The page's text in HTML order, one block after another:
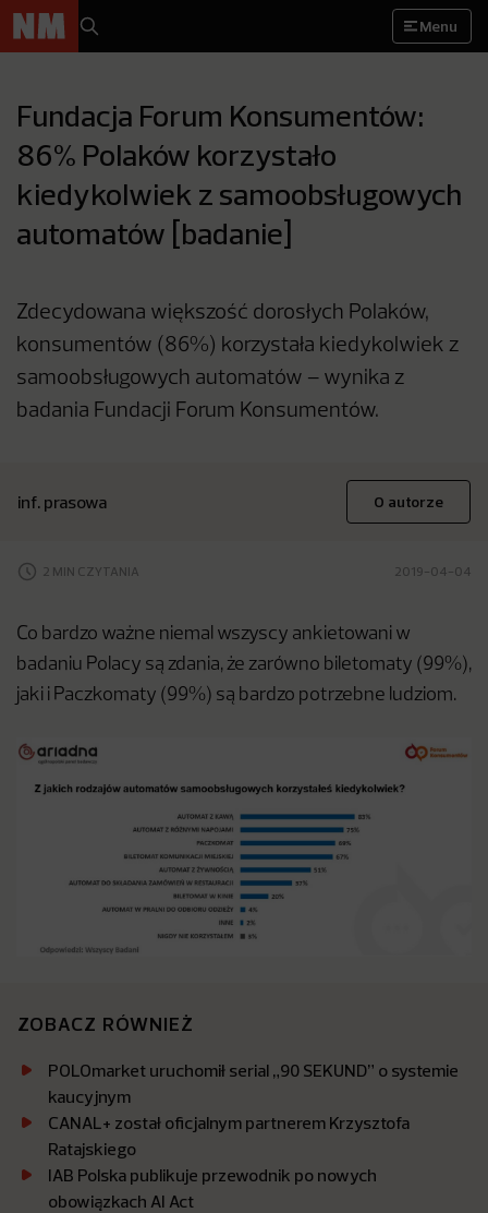
Menu
Fundacja Forum Konsumentów:
86% Polaków korzystało
kiedykolwiek z samoobsługowych
automatów [badanie]
Zdecydowana większość dorosłych Polaków,
konsumentów (86%) korzystała kiedykolwiek z
samoobsługowych automatów – wynika z
badania Fundacji Forum Konsumentów.
inf. prasowa O autorze
2 MIN CZYTANIA 2019-04-04
Co bardzo ważne niemal wszyscy ankietowani w
badaniu Polacy są zdania, że zarówno biletomaty (99%),
jaki i Paczkomaty (99%) są bardzo potrzebne ludziom.
ZOBACZ RÓWNIEŻ
POLOmarket uruchomił serial „90 SEKUND” o systemie
kaucyjnym
CANAL+ został oficjalnym partnerem Krzysztofa
Ratajskiego
IAB Polska publikuje przewodnik po nowych
obowiązkach AI Act